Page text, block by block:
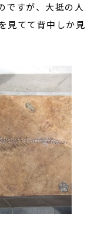
ですが、大抵の人
見てて背中しか見